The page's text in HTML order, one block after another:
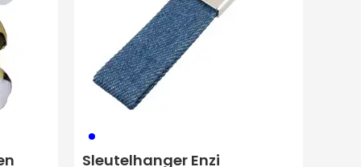
005
Sleutelhanger Enzi